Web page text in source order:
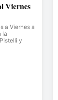
Viernes
a Viernes a
la
y